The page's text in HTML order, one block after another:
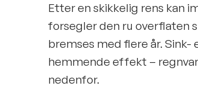
Etter en skikkelig rens kan
forsegler den ru overflaten
bremses med flere år.
hemmende effekt –
nedenfor.